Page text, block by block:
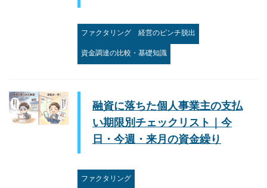
ファクタリング 経営のピンチ脱出
資金調達の比較・基礎知識
融資に落ちた個人事業主の支払
い期限別チェックリスト｜今
日・今週・来月の資金繰り
ファクタリング